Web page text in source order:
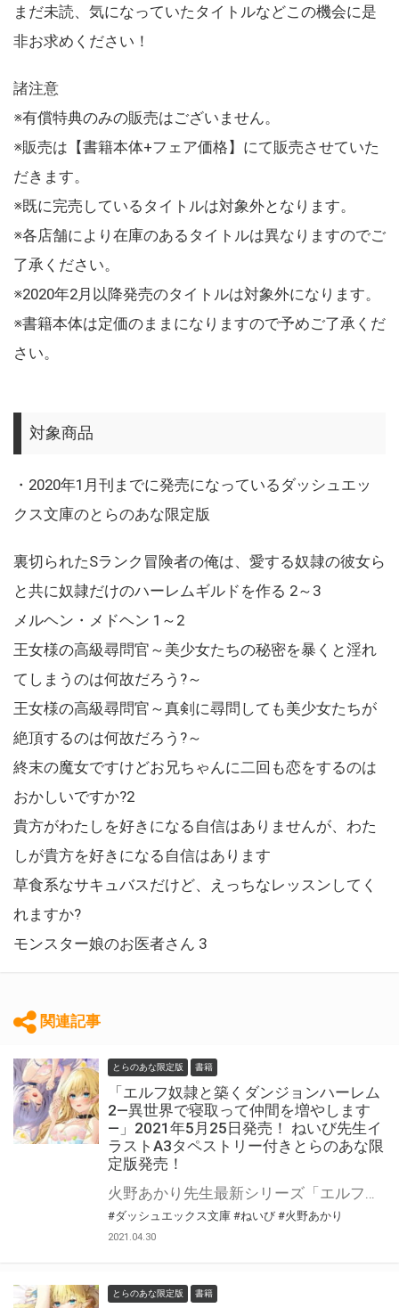
まだ未読、気になっていたタイトルなどこの機会に是
非お求めください！
諸注意
※有償特典のみの販売はございません。
※販売は【書籍本体+フェア価格】にて販売させていた
だきます。
※既に完売しているタイトルは対象外となります。
※各店舗により在庫のあるタイトルは異なりますのでご
了承ください。
※2020年2月以降発売のタイトルは対象外になります。
※書籍本体は定価のままになりますので予めご了承くだ
さい。
対象商品
・2020年1月刊までに発売になっているダッシュエッ
クス文庫のとらのあな限定版
裏切られたSランク冒険者の俺は、愛する奴隷の彼女ら
と共に奴隷だけのハーレムギルドを作る 2～3
メルヘン・メドヘン 1～2
王女様の高級尋問官～美少女たちの秘密を暴くと淫れ
てしまうのは何故だろう?～
王女様の高級尋問官～真剣に尋問しても美少女たちが
絶頂するのは何故だろう?～
終末の魔女ですけどお兄ちゃんに二回も恋をするのは
おかしいですか?2
貴方がわたしを好きになる自信はありませんが、わた
しが貴方を好きになる自信はあります
草食系なサキュバスだけど、えっちなレッスンしてく
れますか?
モンスター娘のお医者さん 3
関連記事
とらのあな限定版 書籍
「エルフ奴隷と築くダンジョンハーレム
2―異世界で寝取って仲間を増やします
―」2021年5月25日発売！ ねいび先生イ
ラストA3タペストリー付きとらのあな限
定版発売！
#ダッシュエックス文庫 #ねいび #火野あかり
2021.04.30
とらのあな限定版 書籍